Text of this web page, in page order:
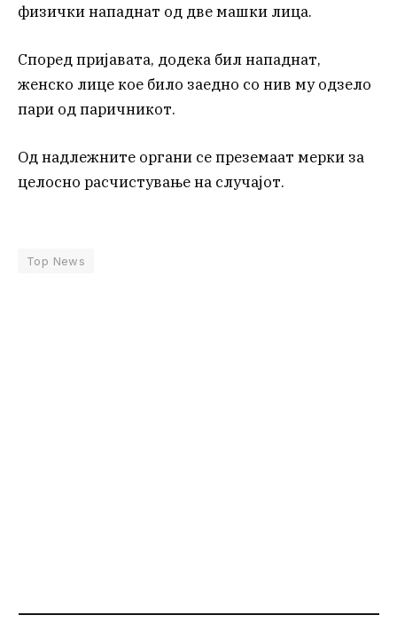
физички нападнат од две машки лица.
Според пријавата, додека бил нападнат,
женско лице кое било заедно со нив му одзело
пари од паричникот.
Од надлежните органи се преземаат мерки за
целосно расчистување на случајот.
Top News